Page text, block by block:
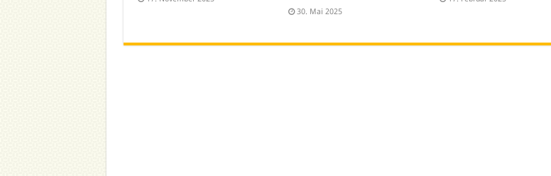
30. Mai 2025